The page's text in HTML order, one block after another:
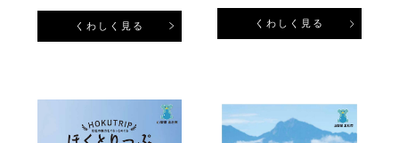
くわしく見る くわしく見る